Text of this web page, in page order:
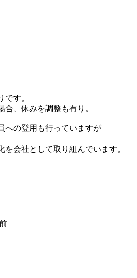
です。
合、休みを調整も有り。
への登用も行っていますが
を会社として取り組んでいます。